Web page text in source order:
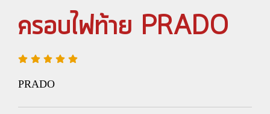
ครอบไฟท้าย PRADO
PRADO